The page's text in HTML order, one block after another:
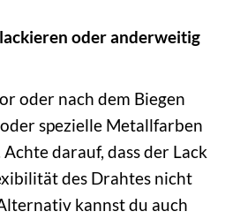
oder anderweitig
oder nach dem Biegen
spezielle Metallfarben
darauf, dass der Lack
des Drahtes nicht
kannst du auch